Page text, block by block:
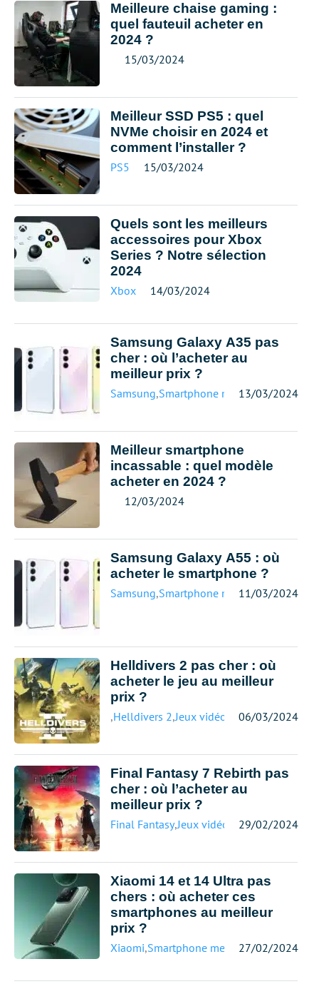
Meilleure chaise gaming :
quel fauteuil acheter en
2024 ?
15/03/2024
Meilleur SSD PS5 : quel
NVMe choisir en 2024 et
comment l’installer ?
PS5 15/03/2024
Quels sont les meilleurs
accessoires pour Xbox
Series ? Notre sélection
2024
Xbox 14/03/2024
Samsung Galaxy A35 pas
cher : où l’acheter au
meilleur prix ?
Samsung,Smartphone meilleur prix
13/03/2024
Meilleur smartphone
incassable : quel modèle
acheter en 2024 ?
12/03/2024
Samsung Galaxy A55 : où
acheter le smartphone ?
Samsung,Smartphone meilleur prix
11/03/2024
Helldivers 2 pas cher : où
acheter le jeu au meilleur
prix ?
,Helldivers 2,Jeux vidéo meilleur prix
06/03/2024
Final Fantasy 7 Rebirth pas
cher : où l’acheter au
meilleur prix ?
Final Fantasy,Jeux vidéo meilleur prix
29/02/2024
Xiaomi 14 et 14 Ultra pas
chers : où acheter ces
smartphones au meilleur
prix ?
Xiaomi,Smartphone meilleur prix
27/02/2024